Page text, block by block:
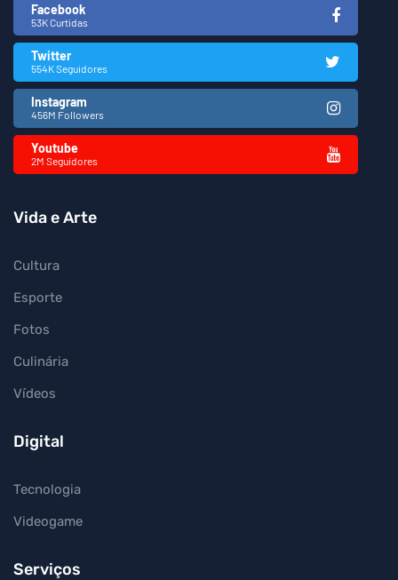
Facebook
53K Curtidas
Twitter
554K Seguidores
Instagram
456M Followers
Youtube
2M Seguidores
Vida e Arte
Cultura
Esporte
Fotos
Culinária
Vídeos
Digital
Tecnologia
Videogame
Serviços